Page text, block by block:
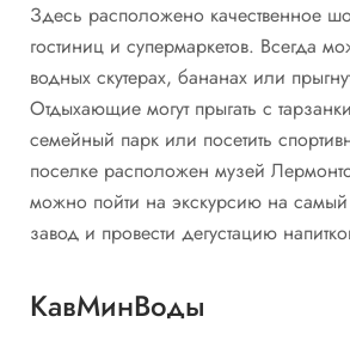
Здесь расположено качественное
гостиниц и супермаркетов. Всегда
водных скутерах, бананах или
Отдыхающие могут прыгать с
семейный парк или посетить
поселке расположен музей
можно пойти на экскурсию на
завод и провести дегустацию
КавМинВоды